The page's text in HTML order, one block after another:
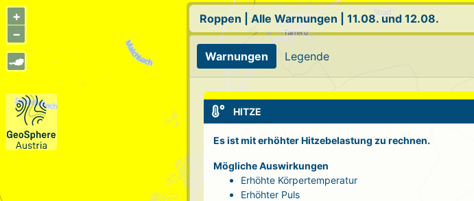
+
−
Roppen Alle Warnungen 11.08. und 12.08.
Warnungen Legende
HITZE
Es ist mit erhöhter Hitzebelastung zu rechnen.
Mögliche Auswirkungen
Erhöhte Körpertemperatur
Erhöhter Puls